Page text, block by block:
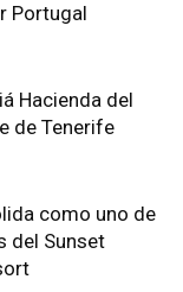
Portugal
Hacienda del
de Tenerife
como uno de
del Sunset